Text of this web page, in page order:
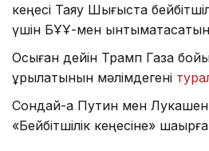
кеңесі Таяу Шығыста
үшін БҰҰ-мен
Осыған дейін Трамп Газа
құрылатынын мәлімдегені
Сондай-ақ Путин мен
«Бейбітшілік кеңесіне»